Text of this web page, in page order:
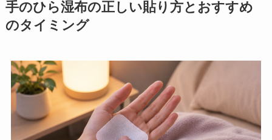
手のひら湿布の正しい貼り方とおすすめ
のタイミング